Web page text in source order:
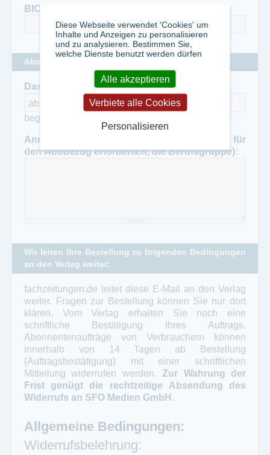
BIC
Abobeginn und Anmerkungen für den Verlag
Das Abonnement soll am*
beginnen.
Anmerkungen für den Verlag (oder sofern für
den Abobezug erforderlich, die Berufsgruppe):
Wir leiten Ihre Bestellung zu folgenden Bedingungen
an den Verlag weiter:
fachzeitungen.de leitet diese E-Mail an den Verlag
weiter. Fragen zur Bestellung können Sie nur dort
klären. Vom Verlag erhalten Sie noch eine
schriftliche Bestätigung Ihres Auftrags.
Abonnentenaufträge von Verbrauchern können
innerhalb von 14 Tagen ab Bestellung
(Auftragsbestätigung) mit einer schriftlichen
Mitteilung widerrufen werden. Zur Wahrung der
Frist genügt die rechtzeitige Absendung des
Widerrufs an SFO Medien GmbH .
Allgemeine Bedingungen:
Widerrufsbelehrung:
Diese Webseite verwendet 'Cookies' um
Inhalte und Anzeigen zu personalisieren
und zu analysieren. Bestimmen Sie,
welche Dienste benutzt werden dürfen
Alle akzeptieren
Verbiete alle Cookies
Personalisieren